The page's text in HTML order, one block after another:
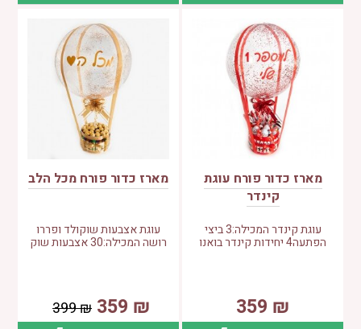
מארז כדור פורח עוגת
קינדר
עוגת קינדר המכילה:3 ביצי
הפתעה4 יחידות קינדר בואנו
₪
359
מארז כדור פורח מכל הלב
עוגת אצבעות שוקולד ופררו
רושה המכילה:30 אצבעות שוק
₪
359
₪
399